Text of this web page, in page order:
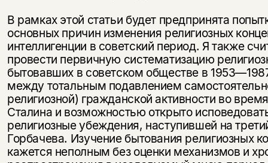
В рамках этой статьи будет предпринята
основных причин изменения религиозных
интеллигенции в советский период. Я также
провести первичную систематизацию
бытовавших в советском обществе в
между тотальным подавлением
религиозной) гражданской активности во
Сталина и возможностью открыто
религиозные убеждения, наступившей на
Горбачева. Изучение бытования религиозных
кажется неполным без оценки механизмов и